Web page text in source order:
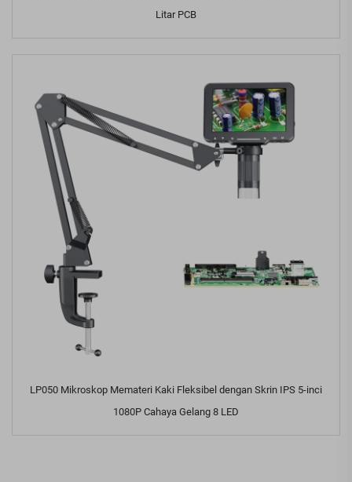
Litar PCB
LP050 Mikroskop Memateri Kaki Fleksibel dengan Skrin IPS 5-inci
1080P Cahaya Gelang 8 LED